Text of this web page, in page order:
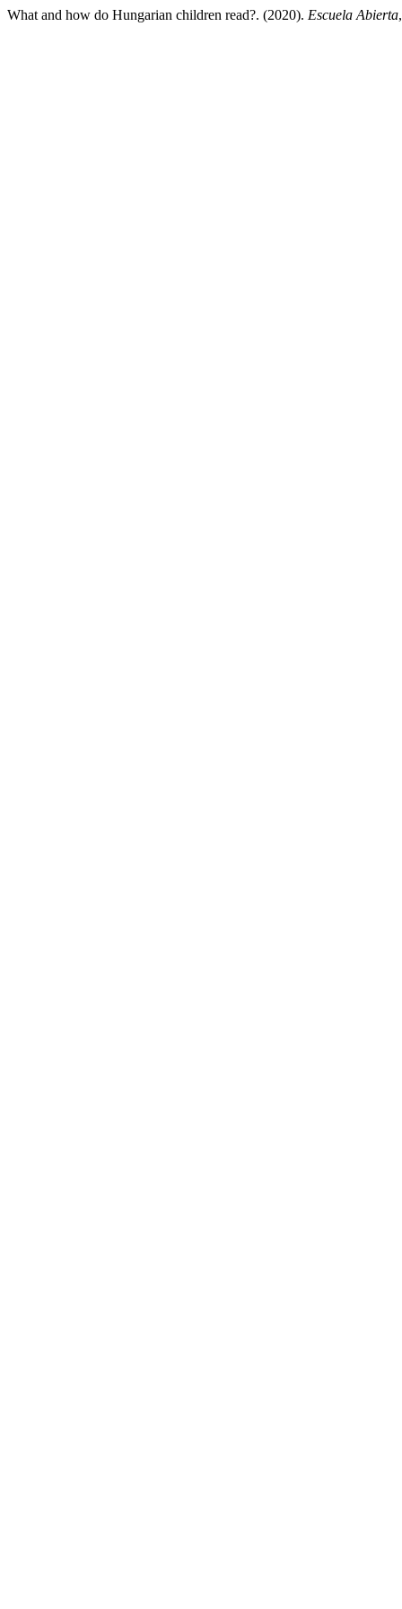
What and how do Hungarian children read?. (2020). Escuela Abierta